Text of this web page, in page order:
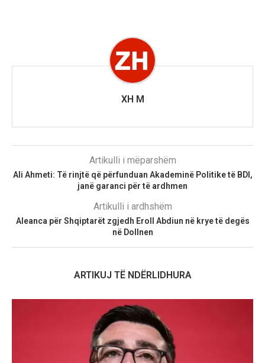
XH M
Artikulli i mëparshëm
Ali Ahmeti: Të rinjtë që përfunduan Akademinë Politike të BDI,
janë garanci për të ardhmen
Artikulli i ardhshëm
Aleanca për Shqiptarët zgjedh Eroll Abdiun në krye të degës
në Dollnen
ARTIKUJ TË NDËRLIDHURA